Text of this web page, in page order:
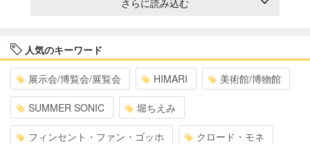
人気のキーワード
展示会/博覧会/展覧会 HIMARI 美術館/博物館
SUMMER SONIC 堀ちえみ
フィンセント・ファン・ゴッホ クロード・モネ